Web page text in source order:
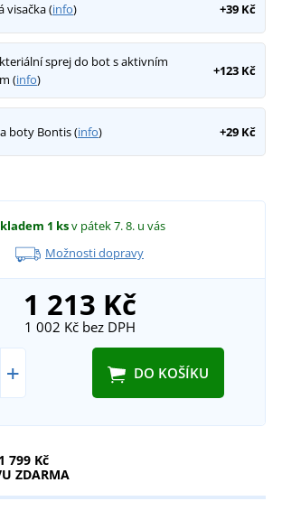
visačka (info) +39 Kč
sprej do bot s aktivním
(info)
+123 Kč
boty Bontis (info) +29 Kč
1 ksv pátek 7. 8. u vás
Možnosti dopravy
1 213 Kč
1 002 Kčbez DPH
+ DO KOŠÍKU
1 799 Kč
ZDARMA